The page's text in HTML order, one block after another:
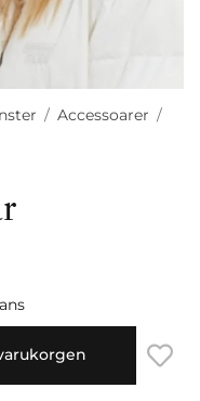
/ Accessoarer /